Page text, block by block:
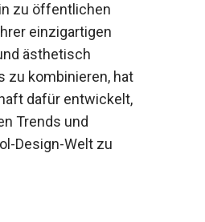
zu öffentlichen
einzigartigen
ästhetisch
zu kombinieren, hat
dafür entwickelt,
Trends und
Design-Welt zu